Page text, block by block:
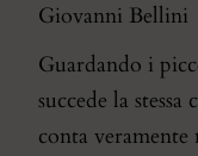
Giovanni Bellini
Guardando i
succede la
conta veramente